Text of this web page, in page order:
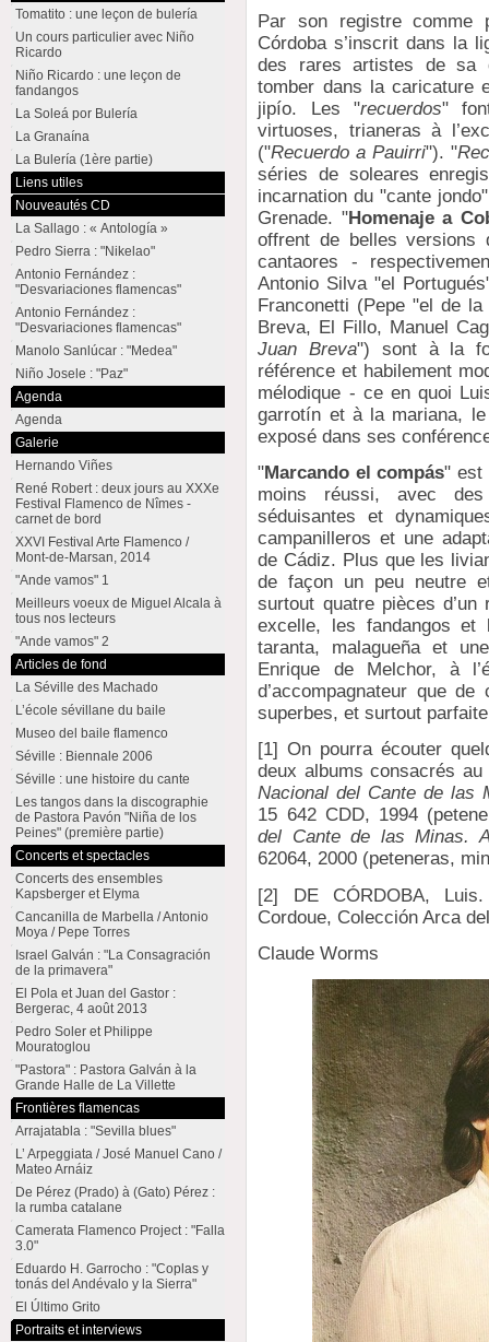
Par son registre comme
Córdoba s’inscrit dans la
des rares artistes de sa
tomber dans la caricature
jipío. Les "recuerdos"
virtuoses, trianeras à
("Recuerdo a Pauirri"). "
séries de soleares
incarnation du "cante
Grenade. "Homenaje a
offrent de belles versions
cantaores -
Antonio Silva "el
Franconetti (Pepe "el de
Breva, El Fillo, Manuel
Juan Breva") sont à la
référence et habilement
mélodique - ce en quoi
garrotín et à la mariana, le
exposé dans ses
"Marcando el compás" est
moins réussi, avec
séduisantes et
campanilleros et une
de Cádiz. Plus que les
de façon un peu neutre
surtout quatre pièces
excelle, les fandangos et
taranta, malagueña et
Enrique de Melchor, à
d’accompagnateur que
superbes, et surtout
[1] On pourra écouter
deux albums consacrés
Nacional del Cante de las
15 642 CDD, 1994
del Cante de las Minas.
62064, 2000 (peteneras,
[2] DE CÓRDOBA,
Cordoue, Colección Arca
Claude Worms
Tomatito : une leçon de bulería
Un cours particulier avec Niño
Ricardo
Niño Ricardo : une leçon de
fandangos
La Soleá por Bulería
La Granaína
La Bulería (1ère partie)
Liens utiles
Nouveautés CD
La Sallago : « Antología »
Pedro Sierra : "Nikelao"
Antonio Fernández :
"Desvariaciones flamencas"
Antonio Fernández :
"Desvariaciones flamencas"
Manolo Sanlúcar : "Medea"
Niño Josele : "Paz"
Agenda
Agenda
Galerie
Hernando Viñes
René Robert : deux jours au XXXe
Festival Flamenco de Nîmes -
carnet de bord
XXVI Festival Arte Flamenco /
Mont-de-Marsan, 2014
"Ande vamos" 1
Meilleurs voeux de Miguel Alcala à
tous nos lecteurs
"Ande vamos" 2
Articles de fond
La Séville des Machado
L’école sévillane du baile
Museo del baile flamenco
Séville : Biennale 2006
Séville : une histoire du cante
Les tangos dans la discographie
de Pastora Pavón "Niña de los
Peines" (première partie)
Concerts et spectacles
Concerts des ensembles
Kapsberger et Elyma
Cancanilla de Marbella / Antonio
Moya / Pepe Torres
Israel Galván : "La Consagración
de la primavera"
El Pola et Juan del Gastor :
Bergerac, 4 août 2013
Pedro Soler et Philippe
Mouratoglou
"Pastora" : Pastora Galván à la
Grande Halle de La Villette
Frontières flamencas
Arrajatabla : "Sevilla blues"
L’ Arpeggiata / José Manuel Cano /
Mateo Arnáiz
De Pérez (Prado) à (Gato) Pérez :
la rumba catalane
Camerata Flamenco Project : "Falla
3.0"
Eduardo H. Garrocho : "Coplas y
tonás del Andévalo y la Sierra"
El Último Grito
Portraits et interviews